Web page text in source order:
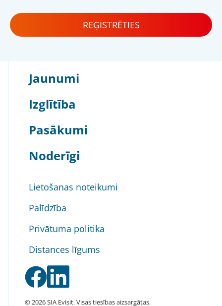
REĢISTRĒTIES
Jaunumi
Izglītība
Pasākumi
Noderīgi
Lietošanas noteikumi
Palīdzība
Privātuma politika
Distances līgums
© 2026 SIA Evisit. Visas tiesības aizsargātas.